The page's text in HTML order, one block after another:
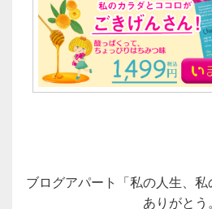
ブログアパート「私の人生、
ありがとう。